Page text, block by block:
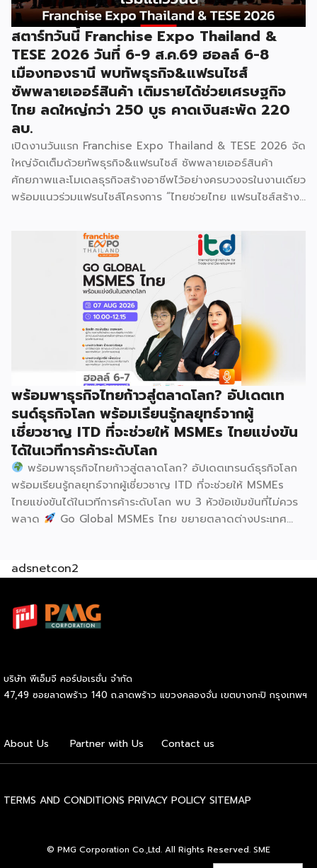
สตาร์ทวันนี้ Franchise Expo Thailand &
TESE 2026 วันที่ 6-9 ส.ค.69 ฮอลล์ 6-8
เมืองทองธานี พบทัพธุรกิจ&แฟรนไชส์
ซัพพลายเออร์สินค้า เติมรายได้ช่วยเศรษฐกิจ
ไทย ลดใหญ่กว่า 250 บูธ คาดเงินสะพัด 220
ลบ.
เปิดงานวันแรก Franchise Expo Thailand & TESE 2026 จัด
ใหญ่จัดเต็มด้วยทัพธุรกิจ&แฟรนไชส์ ซัพพลายเออร์สินค้า
ศักยภาพและโมเดลธุรกิจสร้างอาชีพไว้อย่างครบวงจรในงานเดียว
พร้อมแนวร่วมแฟรนไชส์โครงการ “ไทยช่วยไทย แฟรนไชส์สร้าง
รวมกว่า 250 บูธ บนพื้นที่ 15,000 ตารางเมตร หวังเป็นทาง
เลือกสร้างรายได้เพิ่มและพยุงเศรษฐกิจไทยให้ฟื้นตัว เสิร์ฟครบ
จบในงานด้วยสินเชื่อ และทำเลทองทั่วประเทศ พร้อมเสวนาให้
ความรู้โดยผู้ทรงคุณวุฒิคับคั่ง และกิจกรรมเจรจาจับคู่ธุรกิจทั้งใน
และต่างประเทศ งานจัดต่อเนื่องระหว่างวันที่ 6-9 สิงหาคมนี้ ที่
ฮอลล์ 6-8 อิมแพ็คเมืองทองธานี คาดเม็ดเงินสะพัดในงานราว
220 ล้านบาท นายพูนพงษ์ นัยนาภากรณ์ อธิบดีกรมพัฒนา
ธุรกิจการค้า กระทรวงพาณิชย์ กล่าวว่า งาน ” Franchise Expo
Thailand & Thailand E-Commerce Selection Expo
(TESE 2026) เป็นเวทีแสดงธุรกิจแฟรนไชส์และโซลูชั่นส์แบบครบ
วงจร […]
พร้อมพาธุรกิจไทยก้าวสู่ตลาดโลก? อัปเดตเท
รนด์ธุรกิจโลก พร้อมเรียนรู้กลยุทธ์จากผู้
เชี่ยวชาญ ITD ที่จะช่วยให้ MSMEs ไทยแข่งขัน
ได้ในเวทีการค้าระดับโลก
พร้อมพาธุรกิจไทยก้าวสู่ตลาดโลก? อัปเดตเทรนด์ธุรกิจโลก
พร้อมเรียนรู้กลยุทธ์จากผู้เชี่ยวชาญ ITD ที่จะช่วยให้ MSMEs
ไทยแข่งขันได้ในเวทีการค้าระดับโลก พบ 3 หัวข้อเข้มข้นที่ไม่ควร
พลาด
Go Global MSMEs ไทย ขยายตลาดต่างประเทศ
Commerce เปิดตลาดจีน ติดอาวุธ SMEs ไทย สู่ผู้บริโภค
ธุรกิจ ผู้ประกอบการ และผู้ที่กำลังวางแผนขยายตลาด
สิงหาคม 2569 | 10.00 – 12.15 น.
adsnetcon2
บริษัท พีเอ็มจี คอร์ปอเรชั่น จำกัด
47,49 ซอยลาดพร้าว 140 ถ.ลาดพร้าว แขวงคลองจั่น เขตบางกะปิ กรุงเทพฯ
About Us Partner with Us Contact us
TERMS AND CONDITIONS PRIVACY POLICY SITEMAP
© PMG Corporation Co.,Ltd. All Rights Reserved. SME